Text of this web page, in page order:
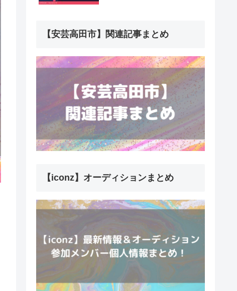
【安芸高田市】関連記事まとめ
【iconz】オーディションまとめ